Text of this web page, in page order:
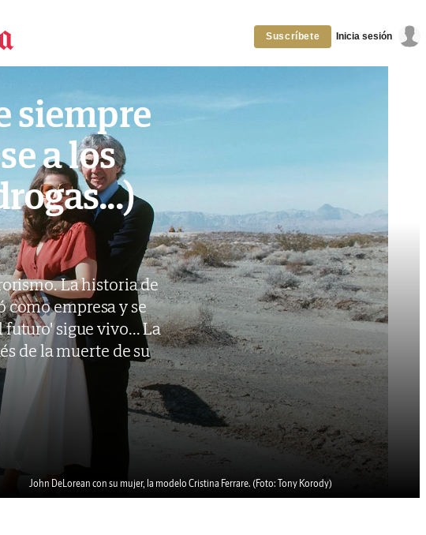
Suscríbete Inicia sesión
John DeLorean con su mujer, la modelo Cristina Ferrare. (Foto: Tony Korody)
siempre
a los
La historia de
como empresa y se
sigue vivo... La
de la muerte de su